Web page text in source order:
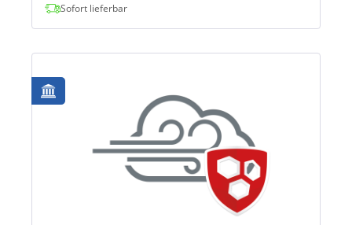
Sofort lieferbar